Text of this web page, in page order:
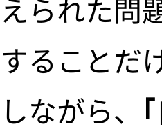
えられた問
することだ
しながら、